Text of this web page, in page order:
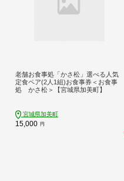
老舗お食事処「かさ松」選べる人気
定食ペア(2人1組)お食事券＜お食事
処 かさ松＞【宮城県加美町】
宮城県加美町
15,000 円